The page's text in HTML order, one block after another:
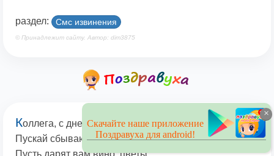
раздел: Смс извинения
© Принадлежит сайту. Автор: dim3875
Коллега, с днем рожденья вас,
Пускай сбываются мечты,
×
Скачайте наше приложение
Поздравуха для android!